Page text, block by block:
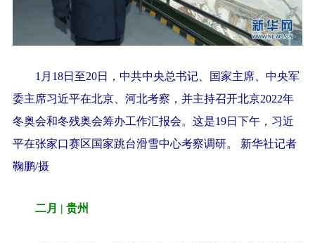
1月18日至20日，中共中央总书记、国家主席、中央军
委主席习近平在北京、河北考察，并主持召开北京2022年
冬奥会和冬残奥会筹办工作汇报会。这是19日下午，习近
平在张家口赛区国家跳台滑雪中心考察调研。 新华社记者
鞠鹏/摄
二月 | 贵州